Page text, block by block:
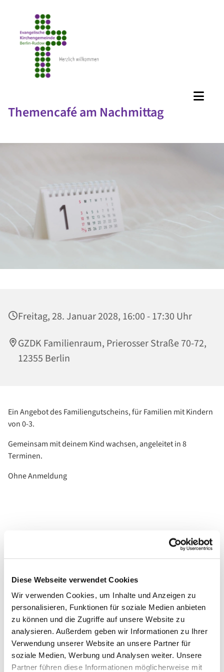
Diese Webseite verwendet Cookies
Wir verwenden Cookies, um Inhalte und Anzeigen zu
personalisieren, Funktionen für soziale Medien anbieten
zu können und die Zugriffe auf unsere Website zu
analysieren. Außerdem geben wir Informationen zu Ihrer
Verwendung unserer Website an unsere Partner für
soziale Medien, Werbung und Analysen weiter. Unsere
Partner führen diese Informationen möglicherweise mit
Themencafé am Nachmittag
Freitag, 28. Januar 2028, 16:00 - 17:30 Uhr
GZDK Familienraum, Prierosser Straße 70-72,
12355 Berlin
Ein Angebot des Familiengutscheins, für Familien mit Kindern
von 0-3.
Gemeinsam mit deinem Kind wachsen, angeleitet in 8
Terminen.
Ohne Anmeldung